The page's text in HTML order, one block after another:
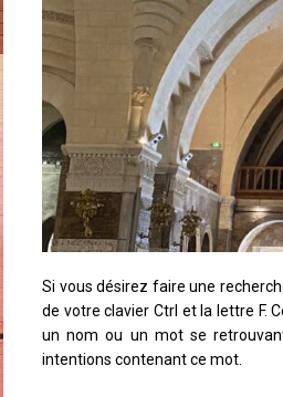
Si vous désirez faire une
de votre clavier Ctrl et la lettre F.
un nom ou un mot se
intentions contenant ce mot.